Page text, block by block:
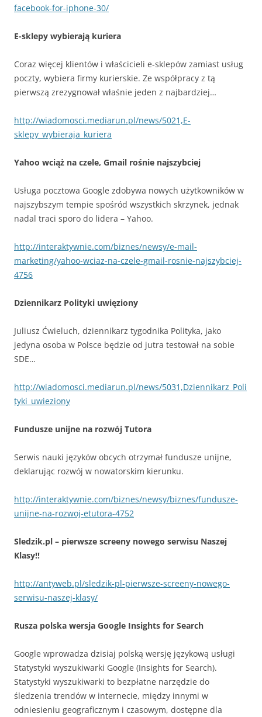
facebook-for-iphone-30/
E-sklepy wybierają kuriera
Coraz więcej klientów i właścicieli e-sklepów zamiast usług
poczty, wybiera firmy kurierskie. Ze współpracy z tą
pierwszą zrezygnował właśnie jeden z najbardziej…
http://wiadomosci.mediarun.pl/news/5021,E-
sklepy_wybieraja_kuriera
Yahoo wciąż na czele, Gmail rośnie najszybciej
Usługa pocztowa Google zdobywa nowych użytkowników w
najszybszym tempie spośród wszystkich skrzynek, jednak
nadal traci sporo do lidera – Yahoo.
http://interaktywnie.com/biznes/newsy/e-mail-
marketing/yahoo-wciaz-na-czele-gmail-rosnie-najszybciej-
4756
Dziennikarz Polityki uwięziony
Juliusz Ćwieluch, dziennikarz tygodnika Polityka, jako
jedyna osoba w Polsce będzie od jutra testował na sobie
SDE…
http://wiadomosci.mediarun.pl/news/5031,Dziennikarz_Poli
tyki_uwieziony
Fundusze unijne na rozwój Tutora
Serwis nauki języków obcych otrzymał fundusze unijne,
deklarując rozwój w nowatorskim kierunku.
http://interaktywnie.com/biznes/newsy/biznes/fundusze-
unijne-na-rozwoj-etutora-4752
Sledzik.pl – pierwsze screeny nowego serwisu Naszej
Klasy!!
http://antyweb.pl/sledzik-pl-pierwsze-screeny-nowego-
serwisu-naszej-klasy/
Rusza polska wersja Google Insights for Search
Google wprowadza dzisiaj polską wersję językową usługi
Statystyki wyszukiwarki Google (Insights for Search).
Statystyki wyszukiwarki to bezpłatne narzędzie do
śledzenia trendów w internecie, między innymi w
odniesieniu geograficznym i czasowym, dostępne dla